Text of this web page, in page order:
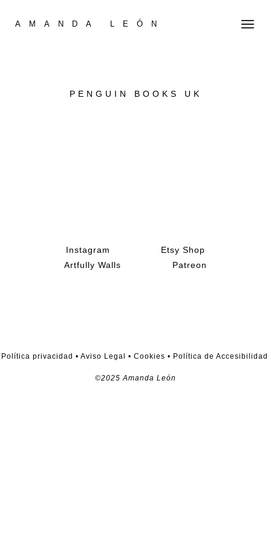
AMANDA LEÓN
PENGUIN BOOKS UK
Instagram
Etsy Shop
Artfully Walls
Patreon
Política privacidad • Aviso Legal • Cookies • Política de Accesibilidad
©2025 Amanda León